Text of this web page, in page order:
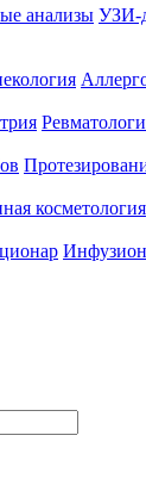
анализы УЗИ-
косметология